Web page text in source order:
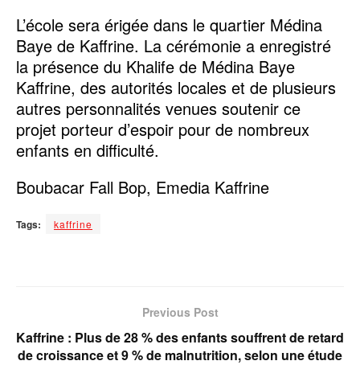
L’école sera érigée dans le quartier Médina
Baye de Kaffrine. La cérémonie a enregistré
la présence du Khalife de Médina Baye
Kaffrine, des autorités locales et de plusieurs
autres personnalités venues soutenir ce
projet porteur d’espoir pour de nombreux
enfants en difficulté.
Boubacar Fall Bop, Emedia Kaffrine
Tags: kaffrine
Previous Post
Kaffrine : Plus de 28 % des enfants souffrent de retard
de croissance et 9 % de malnutrition, selon une étude